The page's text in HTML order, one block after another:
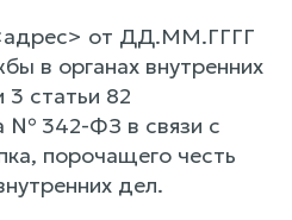
от ДД.ММ.ГГГГ
в органах внутренних
3 статьи 82
№ 342-ФЗ в связи с
порочащего честь
дел.